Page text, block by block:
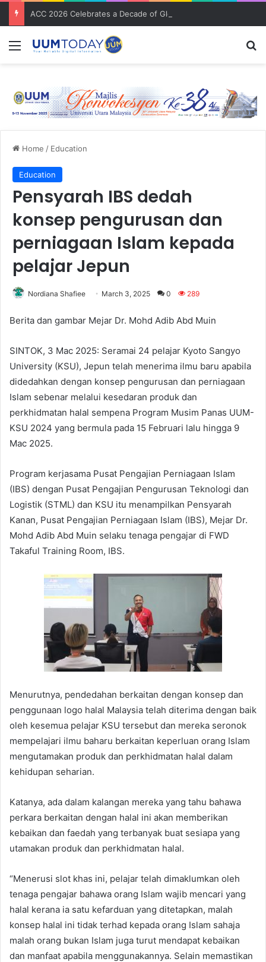
Menu
Home / Education
Education
Pensyarah IBS dedah
konsep pengurusan dan
perniagaan Islam kepada
pelajar Jepun
Nordiana Shafiee March 3, 2025 0 289
Berita dan gambar Mejar Dr. Mohd Adib Abd Muin
SINTOK, 3 Mac 2025: Seramai 24 pelajar Kyoto Sangyo
University (KSU), Jepun telah menerima ilmu baru apabila
didedahkan dengan konsep pengurusan dan perniagaan
Islam sebenar melalui kesedaran produk dan
perkhidmatan halal sempena Program Musim Panas UUM-
KSU 2024 yang bermula pada 15 Februari lalu hingga 9
Mac 2025.
Program kerjasama Pusat Pengajian Perniagaan Islam
(IBS) dengan Pusat Pengajian Pengurusan Teknologi dan
Logistik (STML) dan KSU itu menampilkan Pensyarah
Kanan, Pusat Pengajian Perniagaan Islam (IBS), Mejar Dr.
Mohd Adib Abd Muin selaku tenaga pengajar di FWD
Takaful Training Room, IBS.
Menurutnya, pendedahan berkaitan dengan konsep dan
penggunaan logo halal Malaysia telah diterima dengan baik
oleh kesemua pelajar KSU tersebut dan mereka seronok
mempelajari ilmu baharu berkaitan keperluan orang Islam
mengutamakan produk dan perkhidmatan halal dalam
kehidupan seharian.
Katanya, ada dalam kalangan mereka yang tahu bahawa
perkara berkaitan dengan halal ini akan memberikan
kebaikan dan faedah yang terbanyak buat sesiapa yang
utamakan produk dan perkhidmatan halal.
“Menerusi slot khas ini, pelajar telah dimaklumkan oleh
tenaga pengajar bahawa orang Islam wajib mencari yang
halal kerana ia satu kefarduan yang ditetapkan, malah
konsep halal ini tidak terhad kepada orang Islam sahaja
malah orang bukan Islam juga turut mendapat kebaikan
dan manfaat apabila menggunakannya. Selain memastikan